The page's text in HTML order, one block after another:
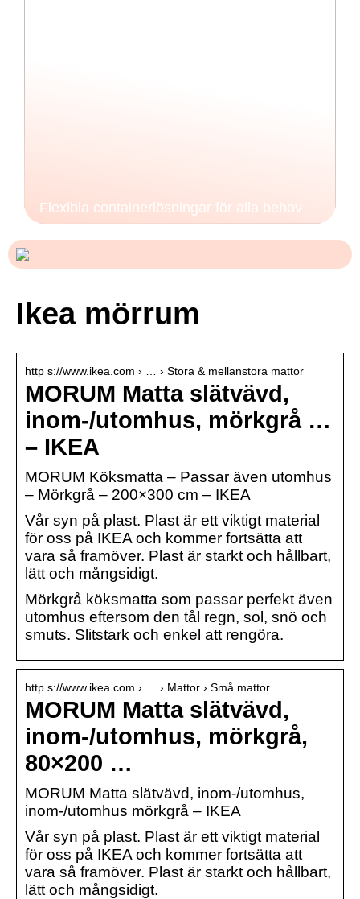
Flexibla containerlösningar för alla behov
Ikea mörrum
http s://www.ikea.com › … › Stora & mellanstora mattor
MORUM Matta slätvävd,
inom-/utomhus, mörkgrå …
– IKEA
MORUM Köksmatta – Passar även utomhus
– Mörkgrå – 200×300 cm – IKEA
Vår syn på plast. Plast är ett viktigt material
för oss på IKEA och kommer fortsätta att
vara så framöver. Plast är starkt och hållbart,
lätt och mångsidigt.
Mörkgrå köksmatta som passar perfekt även
utomhus eftersom den tål regn, sol, snö och
smuts. Slitstark och enkel att rengöra.
http s://www.ikea.com › … › Mattor › Små mattor
MORUM Matta slätvävd,
inom-/utomhus, mörkgrå,
80×200 …
MORUM Matta slätvävd, inom-/utomhus,
inom-/utomhus mörkgrå – IKEA
Vår syn på plast. Plast är ett viktigt material
för oss på IKEA och kommer fortsätta att
vara så framöver. Plast är starkt och hållbart,
lätt och mångsidigt.